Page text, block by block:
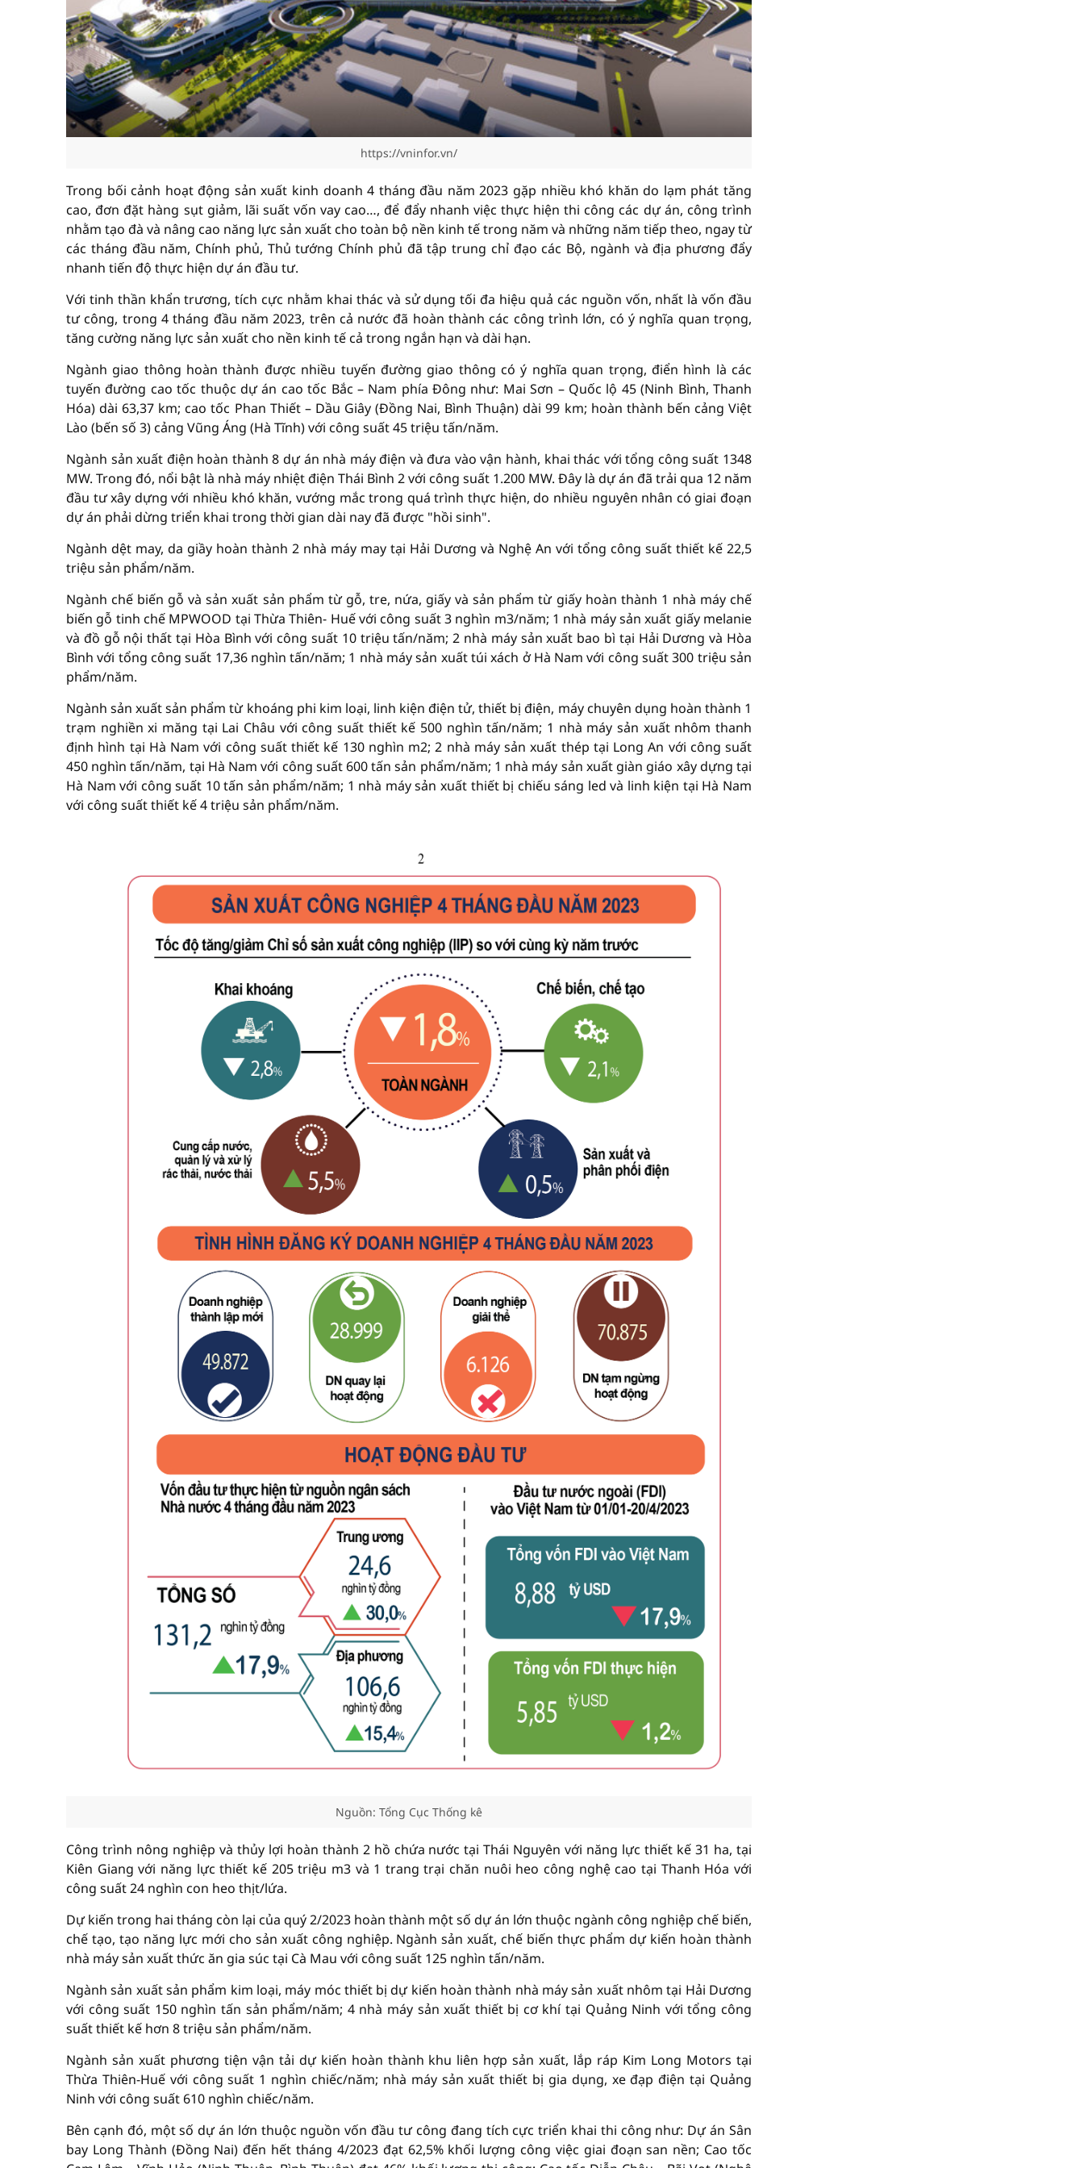
https://vninfor.vn/
Trong bối cảnh hoạt động sản xuất kinh doanh 4 tháng đầu năm 2023 gặp nhiều khó khăn do lạm phát tăng
cao, đơn đặt hàng sụt giảm, lãi suất vốn vay cao…, để đẩy nhanh việc thực hiện thi công các dự án, công trình
nhằm tạo đà và nâng cao năng lực sản xuất cho toàn bộ nền kinh tế trong năm và những năm tiếp theo, ngay từ
các tháng đầu năm, Chính phủ, Thủ tướng Chính phủ đã tập trung chỉ đạo các Bộ, ngành và địa phương đẩy
nhanh tiến độ thực hiện dự án đầu tư.
Với tinh thần khẩn trương, tích cực nhằm khai thác và sử dụng tối đa hiệu quả các nguồn vốn, nhất là vốn đầu
tư công, trong 4 tháng đầu năm 2023, trên cả nước đã hoàn thành các công trình lớn, có ý nghĩa quan trọng,
tăng cường năng lực sản xuất cho nền kinh tế cả trong ngắn hạn và dài hạn.
Ngành giao thông hoàn thành được nhiều tuyến đường giao thông có ý nghĩa quan trọng, điển hình là các
tuyến đường cao tốc thuộc dự án cao tốc Bắc – Nam phía Đông như: Mai Sơn – Quốc lộ 45 (Ninh Bình, Thanh
Hóa) dài 63,37 km; cao tốc Phan Thiết – Dầu Giây (Đồng Nai, Bình Thuận) dài 99 km; hoàn thành bến cảng Việt
Lào (bến số 3) cảng Vũng Áng (Hà Tĩnh) với công suất 45 triệu tấn/năm.
Ngành sản xuất điện hoàn thành 8 dự án nhà máy điện và đưa vào vận hành, khai thác với tổng công suất 1348
MW. Trong đó, nổi bật là nhà máy nhiệt điện Thái Bình 2 với công suất 1.200 MW. Đây là dự án đã trải qua 12 năm
đầu tư xây dựng với nhiều khó khăn, vướng mắc trong quá trình thực hiện, do nhiều nguyên nhân có giai đoạn
dự án phải dừng triển khai trong thời gian dài nay đã được "hồi sinh".
Ngành dệt may, da giầy hoàn thành 2 nhà máy may tại Hải Dương và Nghệ An với tổng công suất thiết kế 22,5
triệu sản phẩm/năm.
Ngành chế biến gỗ và sản xuất sản phẩm từ gỗ, tre, nứa, giấy và sản phẩm từ giấy hoàn thành 1 nhà máy chế
biến gỗ tinh chế MPWOOD tại Thừa Thiên- Huế với công suất 3 nghìn m3/năm; 1 nhà máy sản xuất giấy melanie
và đồ gỗ nội thất tại Hòa Bình với công suất 10 triệu tấn/năm; 2 nhà máy sản xuất bao bì tại Hải Dương và Hòa
Bình với tổng công suất 17,36 nghìn tấn/năm; 1 nhà máy sản xuất túi xách ở Hà Nam với công suất 300 triệu sản
phẩm/năm.
Ngành sản xuất sản phẩm từ khoáng phi kim loại, linh kiện điện tử, thiết bị điện, máy chuyên dụng hoàn thành 1
trạm nghiền xi măng tại Lai Châu với công suất thiết kế 500 nghìn tấn/năm; 1 nhà máy sản xuất nhôm thanh
định hình tại Hà Nam với công suất thiết kế 130 nghìn m2; 2 nhà máy sản xuất thép tại Long An với công suất
450 nghìn tấn/năm, tại Hà Nam với công suất 600 tấn sản phẩm/năm; 1 nhà máy sản xuất giàn giáo xây dựng tại
Hà Nam với công suất 10 tấn sản phẩm/năm; 1 nhà máy sản xuất thiết bị chiếu sáng led và linh kiện tại Hà Nam
với công suất thiết kế 4 triệu sản phẩm/năm.
Nguồn: Tổng Cục Thống kê
Công trình nông nghiệp và thủy lợi hoàn thành 2 hồ chứa nước tại Thái Nguyên với năng lực thiết kế 31 ha, tại
Kiên Giang với năng lực thiết kế 205 triệu m3 và 1 trang trại chăn nuôi heo công nghệ cao tại Thanh Hóa với
công suất 24 nghìn con heo thịt/lứa.
Dự kiến trong hai tháng còn lại của quý 2/2023 hoàn thành một số dự án lớn thuộc ngành công nghiệp chế biến,
chế tạo, tạo năng lực mới cho sản xuất công nghiệp. Ngành sản xuất, chế biến thực phẩm dự kiến hoàn thành
nhà máy sản xuất thức ăn gia súc tại Cà Mau với công suất 125 nghìn tấn/năm.
Ngành sản xuất sản phẩm kim loại, máy móc thiết bị dự kiến hoàn thành nhà máy sản xuất nhôm tại Hải Dương
với công suất 150 nghìn tấn sản phẩm/năm; 4 nhà máy sản xuất thiết bị cơ khí tại Quảng Ninh với tổng công
suất thiết kế hơn 8 triệu sản phẩm/năm.
Ngành sản xuất phương tiện vận tải dự kiến hoàn thành khu liên hợp sản xuất, lắp ráp Kim Long Motors tại
Thừa Thiên-Huế với công suất 1 nghìn chiếc/năm; nhà máy sản xuất thiết bị gia dụng, xe đạp điện tại Quảng
Ninh với công suất 610 nghìn chiếc/năm.
Bên cạnh đó, một số dự án lớn thuộc nguồn vốn đầu tư công đang tích cực triển khai thi công như: Dự án Sân
bay Long Thành (Đồng Nai) đến hết tháng 4/2023 đạt 62,5% khối lượng công việc giai đoạn san nền; Cao tốc